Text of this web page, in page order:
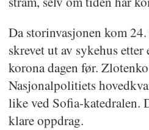
Da storinvasjonen kom
skrevet ut av sykehus
korona dagen før.
Nasjonalpolitiets
like ved Sofia-katedralen.
klare oppdrag.